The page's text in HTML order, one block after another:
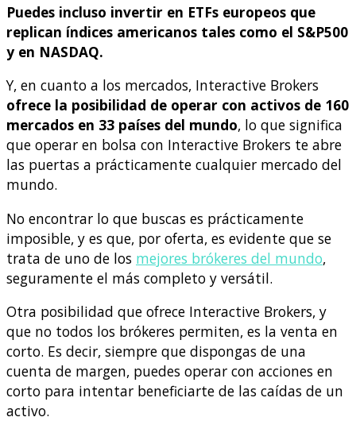
Puedes incluso invertir en ETFs europeos que
replican índices americanos tales como el S&P500
y en NASDAQ.
Y, en cuanto a los mercados, Interactive Brokers
ofrece la posibilidad de operar con activos de 160
mercados en 33 países del mundo, lo que significa
que operar en bolsa con Interactive Brokers te abre
las puertas a prácticamente cualquier mercado del
mundo.
No encontrar lo que buscas es prácticamente
imposible, y es que, por oferta, es evidente que se
trata de uno de los mejores brókeres del mundo,
seguramente el más completo y versátil.
Otra posibilidad que ofrece Interactive Brokers, y
que no todos los brókeres permiten, es la venta en
corto. Es decir, siempre que dispongas de una
cuenta de margen, puedes operar con acciones en
corto para intentar beneficiarte de las caídas de un
activo.